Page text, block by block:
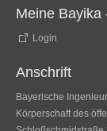
Meine Bayika
Login
Anschrift
Bayerische
Körperschaft des